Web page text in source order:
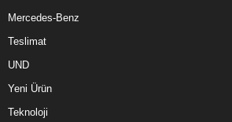
Mercedes-Benz
Teslimat
UND
Yeni Ürün
Teknoloji